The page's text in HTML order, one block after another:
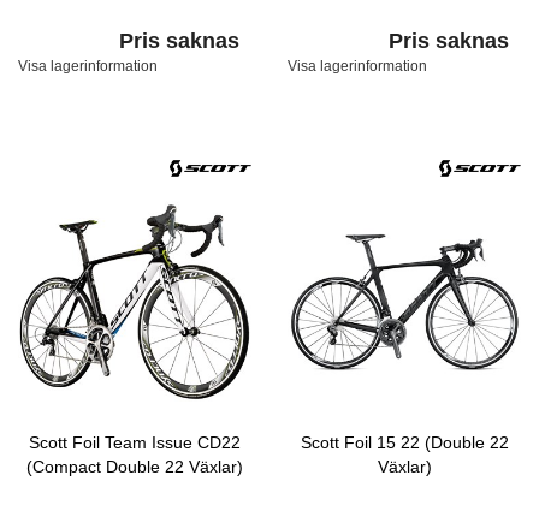
Pris saknas
Visa lagerinformation
Pris saknas
Visa lagerinformation
Scott Foil Team Issue CD22
(Compact Double 22 Växlar)
Scott Foil 15 22 (Double 22
Växlar)